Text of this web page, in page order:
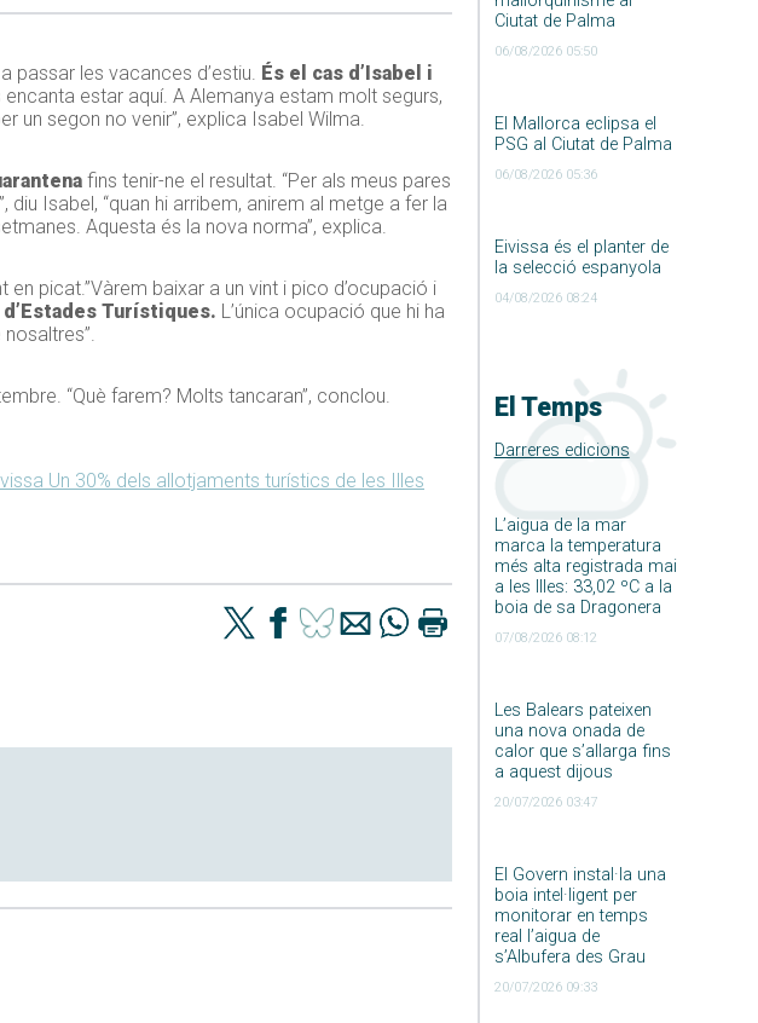
Ciutat de Palma
06/08/2026 05:50
El Mallorca eclipsa el
PSG al Ciutat de Palma
06/08/2026 05:36
Eivissa és el planter de
la selecció espanyola
04/08/2026 08:24
El Temps
Darreres edicions
L’aigua de la mar
marca la temperatura
més alta registrada mai
a les Illes: 33,02 ºC a la
boia de sa Dragonera
07/08/2026 08:12
Les Balears pateixen
una nova onada de
calor que s’allarga fins
a aquest dijous
20/07/2026 03:47
El Govern instal·la una
boia intel·ligent per
monitorar en temps
real l’aigua de
s’Albufera des Grau
20/07/2026 09:33
passar les vacances d’estiu. És el cas d’Isabel i
encanta estar aquí. A Alemanya estam molt segurs,
un segon no venir”, explica Isabel Wilma.
fins tenir-ne el resultat. “Per als meus pares
Isabel, “quan hi arribem, anirem al metge a fer la
Aquesta és la nova norma”, explica.
picat.”Vàrem baixar a un vint i pico d’ocupació i
Turístiques. L’única ocupació que hi ha
“Què farem? Molts tancaran”, conclou.
Un 30% dels allotjaments turístics de les Illes